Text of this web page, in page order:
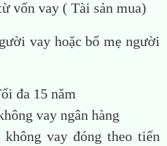
vốn vay ( Tài sản mua)
vay hoặc bố mẹ người
đa 15 năm
vay ngân hàng
vay đóng theo tiến